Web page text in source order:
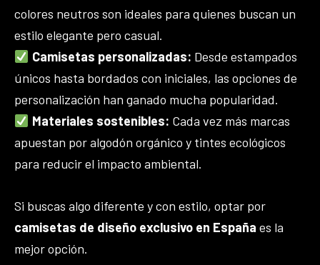
colores neutros son ideales para quienes buscan un
estilo elegante pero casual.
Camisetas personalizadas: Desde estampados
únicos hasta bordados con iniciales, las opciones de
personalización han ganado mucha popularidad.
Materiales sostenibles: Cada vez más marcas
apuestan por algodón orgánico y tintes ecológicos
para reducir el impacto ambiental.
Si buscas algo diferente y con estilo, optar por
camisetas de diseño exclusivo en España es la
mejor opción.